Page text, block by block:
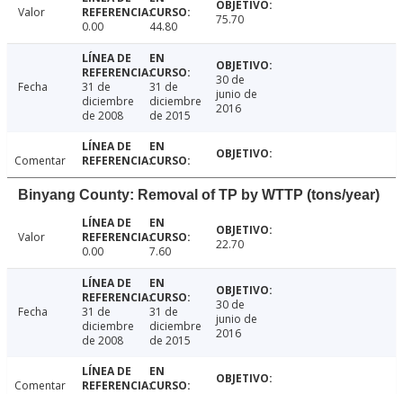
Valor
0.00
44.80 75.70
Fecha
31 de
diciembre
de 2008
31 de
diciembre
de 2015
30 de
junio de
2016
Comentar
Binyang County: Removal of TP by WTTP (tons/year)
Valor
0.00
7.60 22.70
Fecha
31 de
diciembre
de 2008
31 de
diciembre
de 2015
30 de
junio de
2016
Comentar